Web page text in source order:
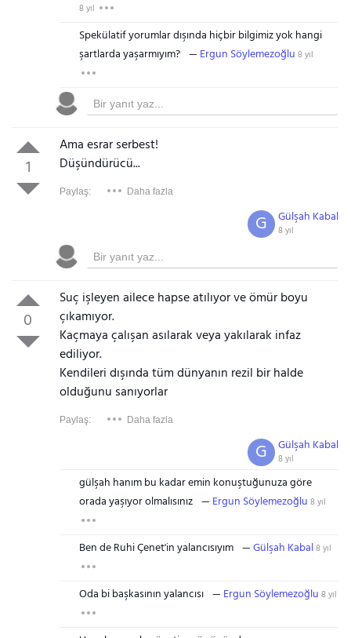
8 yıl
Spekülatif yorumlar dışında hiçbir bilgimiz yok hangi
şartlarda yaşarmıyım?
Ergun Söylemezoğlu 8 yıl
1
Ama esrar serbest!
Düşündürücü...
Paylaş: Daha fazla
Gülşah Kabal
8 yıl
G
0
Suç işleyen ailece hapse atılıyor ve ömür boyu
çıkamıyor.
Kaçmaya çalışan asılarak veya yakılarak infaz
ediliyor.
Kendileri dışında tüm dünyanın rezil bir halde
olduğunu sanıyorlar
Paylaş: Daha fazla
Gülşah Kabal
8 yıl
G
gülşah hanım bu kadar emin konuştuğunuza göre
orada yaşıyor olmalısınız
Ergun Söylemezoğlu 8 yıl
Ben de Ruhi Çenet'in yalancısıyım Gülşah Kabal8 yıl
Oda bi başkasının yalancısı Ergun Söylemezoğlu 8 yıl